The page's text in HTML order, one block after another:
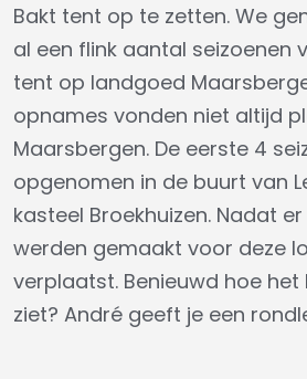
Bakt tent op te zetten. We
al een flink aantal seizoenen
tent op landgoed
opnames vonden niet altijd
Maarsbergen. De eerste 4
opgenomen in de buurt van
kasteel Broekhuizen. Nadat
werden gemaakt voor deze
verplaatst. Benieuwd hoe
ziet? André geeft je een